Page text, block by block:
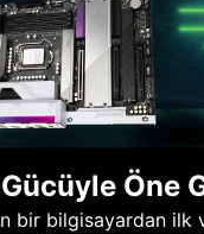
Öne
bir bilgisayardan ilk